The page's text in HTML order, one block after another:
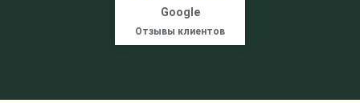
Google
Отзывы клиентов